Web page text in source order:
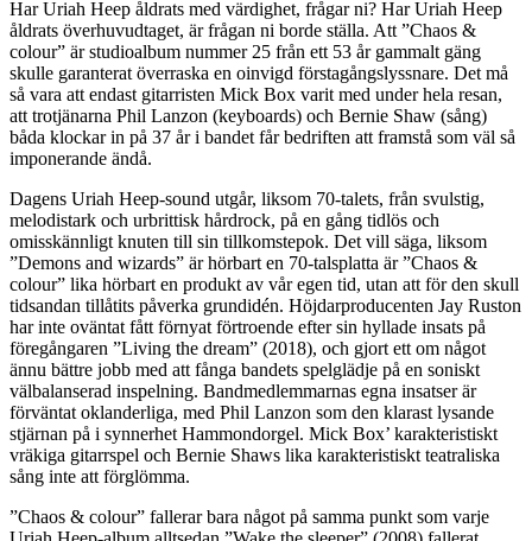
Har Uriah Heep åldrats med värdighet, frågar ni? Har Uriah Heep
åldrats överhuvudtaget, är frågan ni borde ställa. Att ”Chaos &
colour” är studioalbum nummer 25 från ett 53 år gammalt gäng
skulle garanterat överraska en oinvigd förstagångslyssnare. Det må
så vara att endast gitarristen Mick Box varit med under hela resan,
att trotjänarna Phil Lanzon (keyboards) och Bernie Shaw (sång)
båda klockar in på 37 år i bandet får bedriften att framstå som väl så
imponerande ändå.
Dagens Uriah Heep-sound utgår, liksom 70-talets, från svulstig,
melodistark och urbrittisk hårdrock, på en gång tidlös och
omisskännligt knuten till sin tillkomstepok. Det vill säga, liksom
”Demons and wizards” är hörbart en 70-talsplatta är ”Chaos &
colour” lika hörbart en produkt av vår egen tid, utan att för den skull
tidsandan tillåtits påverka grundidén. Höjdarproducenten Jay Ruston
har inte oväntat fått förnyat förtroende efter sin hyllade insats på
föregångaren ”Living the dream” (2018), och gjort ett om något
ännu bättre jobb med att fånga bandets spelglädje på en soniskt
välbalanserad inspelning. Bandmedlemmarnas egna insatser är
förväntat oklanderliga, med Phil Lanzon som den klarast lysande
stjärnan på i synnerhet Hammondorgel. Mick Box’ karakteristiskt
vräkiga gitarrspel och Bernie Shaws lika karakteristiskt teatraliska
sång inte att förglömma.
”Chaos & colour” fallerar bara något på samma punkt som varje